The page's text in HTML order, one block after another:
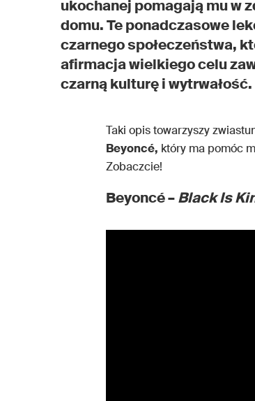
ukochanej pomagają mu w
domu. Te ponadczasowe
czarnego społeczeństwa,
afirmacja wielkiego celu
czarną kulturę i
Taki opis towarzyszy
Beyoncé, który ma pomóc
Zobaczcie!
Beyoncé –Black Is